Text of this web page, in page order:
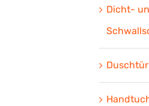
Dicht-